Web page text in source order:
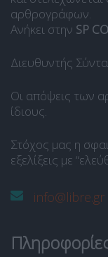
αρθρογράφων.
Ανήκει στην SP
Διευθυντής
Οι απόψεις των
ίδιους.
Στόχος μας η
εξελίξεις με
info@libre.gr